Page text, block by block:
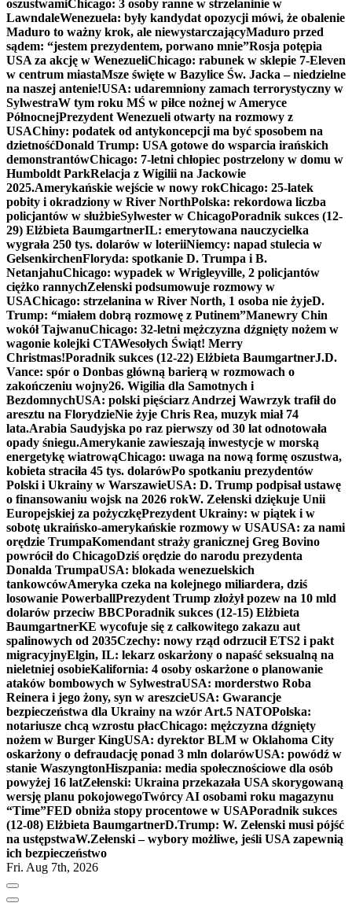
oszustwamiChicago: 3 osoby ranne w strzelaninie w
LawndaleWenezuela: były kandydat opozycji mówi, że obalenie
Maduro to ważny krok, ale niewystarczającyMaduro przed
sądem: “jestem prezydentem, porwano mnie”Rosja potępia
USA za akcję w WenezueliChicago: rabunek w sklepie 7-Eleven
w centrum miastaMsze święte w Bazylice Św. Jacka – niedzielne
na naszej antenie!USA: udaremniony zamach terrorystyczny w
SylwestraW tym roku MŚ w piłce nożnej w Ameryce
PółnocnejPrezydent Wenezueli otwarty na rozmowy z
USAChiny: podatek od antykoncepcji ma być sposobem na
dzietnośćDonald Trump: USA gotowe do wsparcia irańskich
demonstrantówChicago: 7-letni chłopiec postrzelony w domu w
Humboldt ParkRelacja z Wigilii na Jackowie
2025.Amerykańskie wejście w nowy rokChicago: 25-latek
pobity i okradziony w River NorthPolska: rekordowa liczba
policjantów w służbieSylwester w ChicagoPoradnik sukces (12-
29) Elżbieta BaumgartnerIL: emerytowana nauczycielka
wygrała 250 tys. dolarów w loteriiNiemcy: napad stulecia w
GelsenkirchenFloryda: spotkanie D. Trumpa i B.
NetanjahuChicago: wypadek w Wrigleyville, 2 policjantów
ciężko rannychZełenski podsumowuje rozmowy w
USAChicago: strzelanina w River North, 1 osoba nie żyjeD.
Trump: “miałem dobrą rozmowę z Putinem”Manewry Chin
wokół TajwanuChicago: 32-letni mężczyzna dźgnięty nożem w
wagonie kolejki CTAWesołych Świąt! Merry
Christmas!Poradnik sukces (12-22) Elżbieta BaumgartnerJ.D.
Vance: spór o Donbas główną barierą w rozmowach o
zakończeniu wojny26. Wigilia dla Samotnych i
BezdomnychUSA: polski pięściarz Andrzej Wawrzyk trafił do
aresztu na FlorydzieNie żyje Chris Rea, muzyk miał 74
lata.Arabia Saudyjska po raz pierwszy od 30 lat odnotowała
opady śniegu.Amerykanie zawieszają inwestycje w morską
energetykę wiatrowąChicago: uwaga na nową formę oszustwa,
kobieta straciła 45 tys. dolarówPo spotkaniu prezydentów
Polski i Ukrainy w WarszawieUSA: D. Trump podpisał ustawę
o finansowaniu wojsk na 2026 rokW. Zełenski dziękuje Unii
Europejskiej za pożyczkęPrezydent Ukrainy: w piątek i w
sobotę ukraińsko-amerykańskie rozmowy w USAUSA: za nami
orędzie TrumpaKomendant straży granicznej Greg Bovino
powrócił do ChicagoDziś orędzie do narodu prezydenta
Donalda TrumpaUSA: blokada wenezuelskich
tankowcówAmeryka czeka na kolejnego miliardera, dziś
losowanie PowerballPrezydent Trump złożył pozew na 10 mld
dolarów przeciw BBCPoradnik sukces (12-15) Elżbieta
BaumgartnerKE wycofuje się z całkowitego zakazu aut
spalinowych od 2035Czechy: nowy rząd odrzucił ETS2 i pakt
migracyjnyElgin, IL: lekarz oskarżony o napaść seksualną na
nieletniej osobieKalifornia: 4 osoby oskarżone o planowanie
ataków bombowych w SylwestraUSA: morderstwo Roba
Reinera i jego żony, syn w areszcieUSA: Gwarancje
bezpieczeństwa dla Ukrainy na wzór Art.5 NATOPolska:
notariusze chcą wzrostu płacChicago: mężczyzna dźgnięty
nożem w Burger KingUSA: dyrektor BLM w Oklahoma City
oskarżony o defraudację ponad 3 mln dolarówUSA: powódź w
stanie WaszyngtonHiszpania: media społecznościowe dla osób
powyżej 16 latZełenski: Ukraina przekazała USA skorygowaną
wersję planu pokojowegoTwórcy AI osobami roku magazynu
“Time”FED obniża stopy procentowe w USAPoradnik sukces
(12-08) Elżbieta BaumgartnerD.Trump: W. Zełenski musi pójść
na ustępstwaW.Zełenski – wybory możliwe, jeśli USA zapewnią
ich bezpieczeństwo
Fri. Aug 7th, 2026